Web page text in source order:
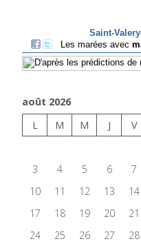
août 2026
L
M M J V
3
4 5 6 7
10
11 12 13 14
17
18 19 20 21
24
25 26 27 28